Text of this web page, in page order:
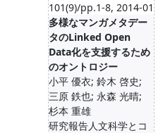
101(9)/pp.1-8, 2014-01
多様なマンガメタデー
タのLinked Open
Data化を支援するため
のオントロジー
小平 優衣; 鈴木 啓史;
三原 鉄也; 永森 光晴;
杉本 重雄
研究報告人文科学とコ